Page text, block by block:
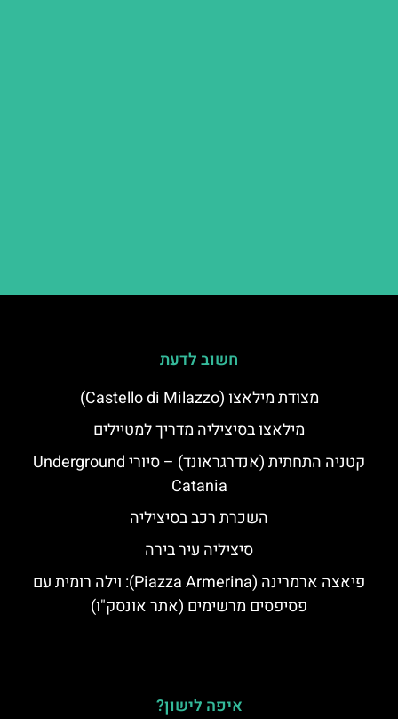
חשוב לדעת
מצודת מילאצו (Castello di Milazzo)
מילאצו בסיציליה מדריך למטיילים
קטניה התחתית (אנדרגראונד) – סיורי Underground
Catania
השכרת רכב בסיציליה
סיציליה עיר בירה
פיאצה ארמרינה (Piazza Armerina): וילה רומית עם
פסיפסים מרשימים (אתר אונסק"ו)
איפה לישון?